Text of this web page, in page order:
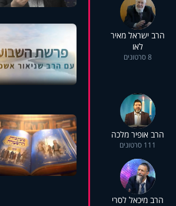
הרב ישראל מאיר
לאו
8 סרטונים
הרב אופיר מלכה
111 סרטונים
הרב מיכאל לסרי